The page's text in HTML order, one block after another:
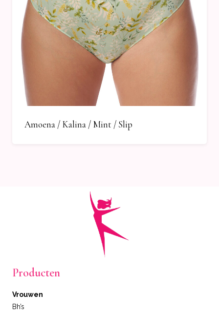
Amoena / Kalina / Mint / Slip
Producten
Vrouwen
Bh’s